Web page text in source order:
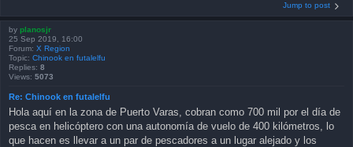
Jump to post
by planosjr
25 Sep 2019, 16:00
Forum: X Region
Topic: Chinook en futalelfu
Replies: 8
Views: 5073
Re: Chinook en futalelfu
Hola aquí en la zona de Puerto Varas, cobran como 700 mil por el día de
pesca en helicóptero con una autonomía de vuelo de 400 kilómetros, lo
que hacen es llevar a un par de pescadores a un lugar alejado y los